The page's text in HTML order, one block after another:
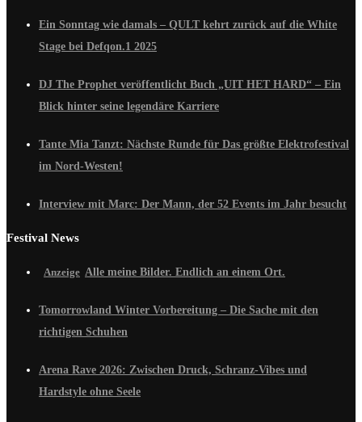
Ein Sonntag wie damals – QULT kehrt zurück auf die White
Stage bei Defqon.1 2025
DJ The Prophet veröffentlicht Buch „UIT HET HARD“ – Ein
Blick hinter seine legendäre Karriere
Tante Mia Tanzt: Nächste Runde für Das größte Elektrofestival
im Nord-Westen!
Interview mit Marc: Der Mann, der 52 Events im Jahr besucht
Festival News
Alle meine Bilder. Endlich an einem Ort.
Tomorrowland Winter Vorbereitung – Die Sache mit den
richtigen Schuhen
Arena Rave 2026: Zwischen Druck, Schranz-Vibes und
Hardstyle ohne Seele